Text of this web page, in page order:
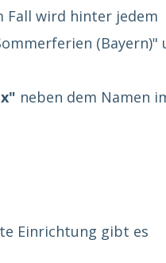
Fall wird hinter jedem
(Bayern)"
neben dem Namen
Einrichtung gibt es